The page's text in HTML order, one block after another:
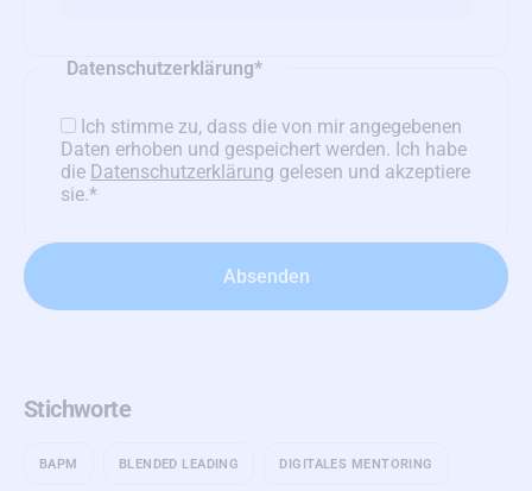
Datenschutzerklärung*
Ich stimme zu, dass die von mir angegebenen
Daten erhoben und gespeichert werden. Ich habe
die Datenschutzerklärung gelesen und akzeptiere
sie.*
Stichworte
BAPM BLENDED LEADING DIGITALES MENTORING